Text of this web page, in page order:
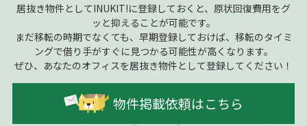
居抜き物件としてINUKIT!に登録しておくと、原状回復費用をグ
ッと抑えることが可能です。
まだ移転の時期でなくても、早期登録しておけば、移転のタイミ
ングで借り手がすぐに見つかる可能性が高くなります。
ぜひ、あなたのオフィスを居抜き物件として登録してください！
物件掲載依頼はこちら